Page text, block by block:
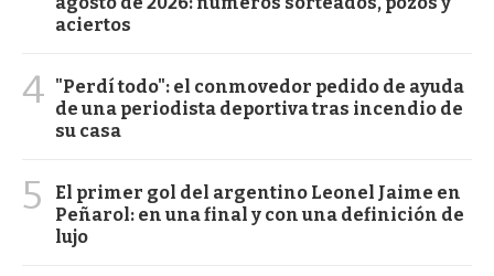
aciertos
4 "Perdí todo": el conmovedor pedido de ayuda
de una periodista deportiva tras incendio de
su casa
5
El primer gol del argentino Leonel Jaime en
Peñarol: en una final y con una definición de
lujo